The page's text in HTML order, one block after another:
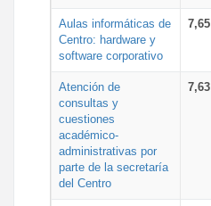
Aulas informáticas de
Centro: hardware y
software corporativo
7,65
Atención de
consultas y
cuestiones
académico-
administrativas por
parte de la secretaría
del Centro
7,63